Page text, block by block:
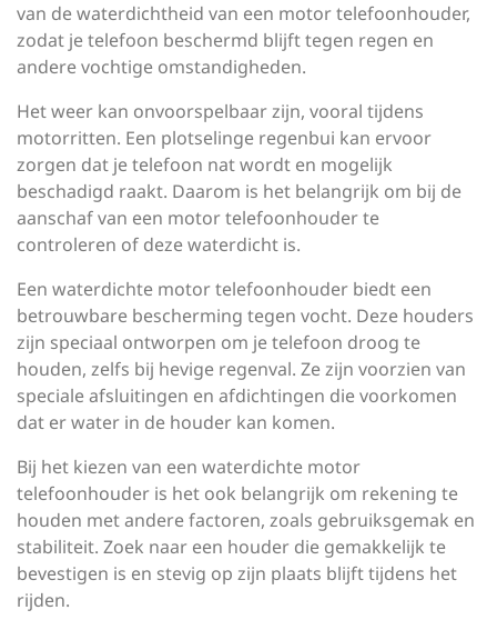
van de waterdichtheid van een motor telefoonhouder,
zodat je telefoon beschermd blijft tegen regen en
andere vochtige omstandigheden.
Het weer kan onvoorspelbaar zijn, vooral tijdens
motorritten. Een plotselinge regenbui kan ervoor
zorgen dat je telefoon nat wordt en mogelijk
beschadigd raakt. Daarom is het belangrijk om bij de
aanschaf van een motor telefoonhouder te
controleren of deze waterdicht is.
Een waterdichte motor telefoonhouder biedt een
betrouwbare bescherming tegen vocht. Deze houders
zijn speciaal ontworpen om je telefoon droog te
houden, zelfs bij hevige regenval. Ze zijn voorzien van
speciale afsluitingen en afdichtingen die voorkomen
dat er water in de houder kan komen.
Bij het kiezen van een waterdichte motor
telefoonhouder is het ook belangrijk om rekening te
houden met andere factoren, zoals gebruiksgemak en
stabiliteit. Zoek naar een houder die gemakkelijk te
bevestigen is en stevig op zijn plaats blijft tijdens het
rijden.